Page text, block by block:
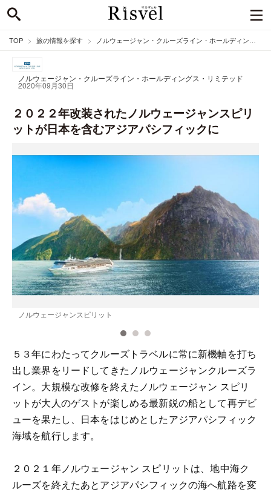
TOP 旅の情報を探す ノルウェージャン・クルーズライン・ホールディングス・リミテッドのニュース
ノルウェージャン・クルーズライン・ホールディングス・リミテッド
2020年09月30日
２０２２年改装されたノルウェージャンスピリ
ットが日本を含むアジアパシフィックに
ノルウェージャンスピリット
５３年にわたってクルーズトラベルに常に新機軸を打ち
出し業界をリードしてきたノルウェージャンクルーズラ
イン。大規模な改修を終えたノルウェージャン スピリ
ットが大人のゲストが楽しめる最新鋭の船として再デビ
ューを果たし、日本をはじめとしたアジアパシフィック
海域を航行します。
２０２１年ノルウェージャン スピリットは、地中海ク
ルーズを終えたあとアジアパシフィックの海へ航路を変